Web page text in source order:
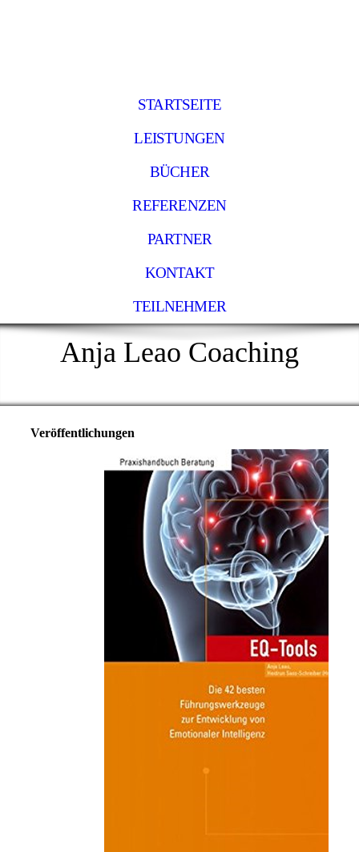
STARTSEITE
LEISTUNGEN
BÜCHER
REFERENZEN
PARTNER
KONTAKT
TEILNEHMER
Anja Leao Coaching
Veröffentlichungen